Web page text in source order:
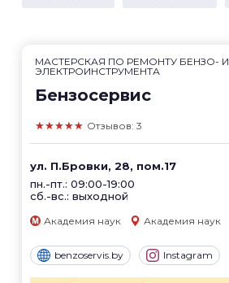
МАСТЕРСКАЯ ПО РЕМОНТУ БЕНЗО- И
ЭЛЕКТРОИНСТРУМЕНТА
Бензосервис
★★★★★ Отзывов: 3
ул. П.Бровки, 28, пом.17
пн.-пт.: 09:00-19:00
сб.-вс.: выходной
Академия наук Академия наук
benzoservis.by Instagram